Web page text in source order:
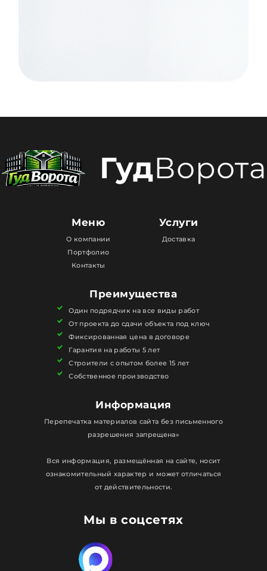
ГудВорота
Мы в соцсетях
Меню
О компании
Портфолио
Контакты
Услуги
Доставка
Преимущества
Один подрядчик на все виды работ
От проекта до сдачи объекта под ключ
Фиксированная цена в договоре
Гарантия на работы 5 лет
Строители с опытом более 15 лет
Собственное производство
Информация
Перепечатка материалов сайта без письменного
разрешения запрещена»
Вся информация, размещённая на сайте, носит
ознакомительный характер и может отличаться
от действительности.